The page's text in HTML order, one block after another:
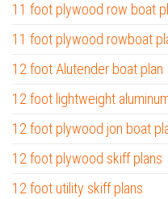
11 foot plywood row boat
11 foot plywood rowboat
12 foot Alutender boat plan
12 foot lightweight
12 foot plywood jon boat
12 foot plywood skiff plans
12 foot utility skiff plans